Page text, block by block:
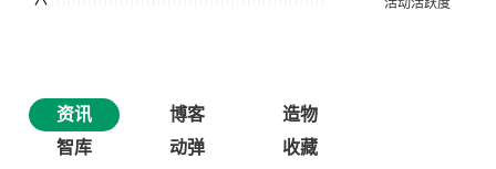
资讯 博客
造物
智库
动弹 收藏